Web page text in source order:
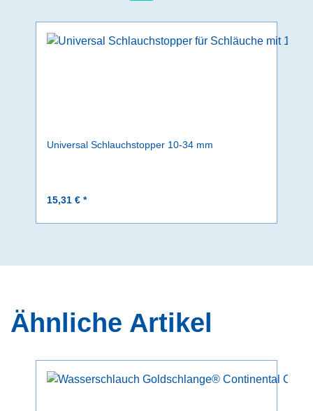
Universal Schlauchstopper 10-34 mm
15,31 € *
Ähnliche Artikel